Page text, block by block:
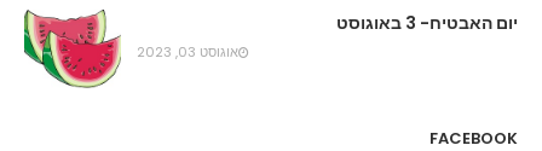
יום האבטיח- 3 באוגוסט
אוגוסט 03, 2023
FACEBOOK